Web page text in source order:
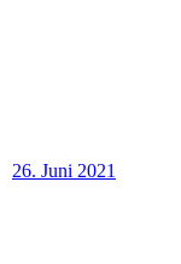
26. Juni 2021